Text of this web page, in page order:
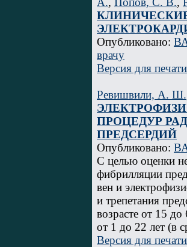
Опубликовано:
врачу
Версия для печати
Ревишвили, А. Ш.
ПРОЦЕДУР
ПРЕДСЕРДИЙ
Опубликовано:
С целью оценки
фибрилляции
вен и
и трепетания
возрасте от 15
от 1 до 22 лет (в
Версия для печати